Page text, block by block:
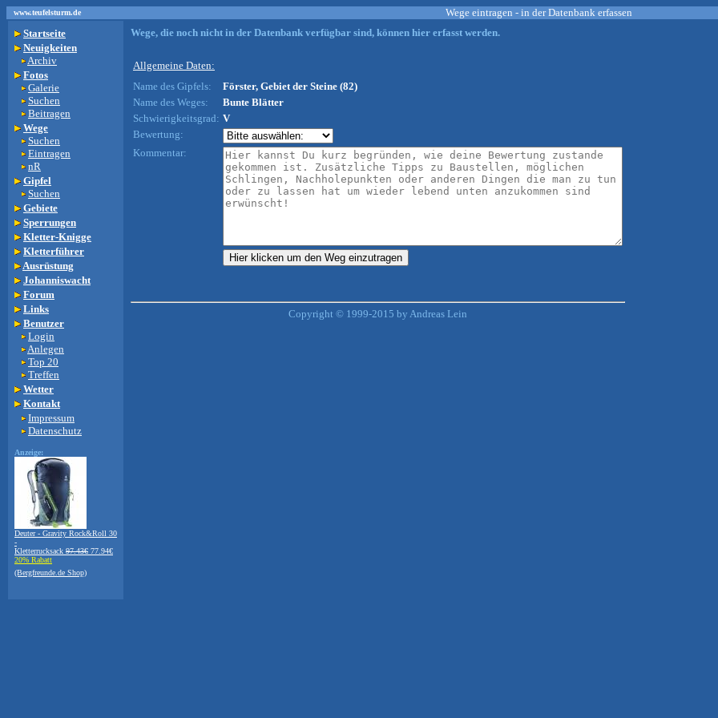
www.teufelsturm.de Wege eintragen - in der Datenbank erfassen
Startseite
Neuigkeiten
Archiv
Fotos
Galerie
Suchen
Beitragen
Wege
Suchen
Eintragen
nR
Gipfel
Suchen
Gebiete
Sperrungen
Kletter-Knigge
Kletterführer
Ausrüstung
Johanniswacht
Forum
Links
Benutzer
Login
Anlegen
Top 20
Treffen
Wetter
Kontakt
Impressum
Datenschutz
Anzeige:
Deuter - Gravity Rock&Roll 30
-
Kletterrucksack 97.43€ 77.94€
20% Rabatt
(Bergfreunde.de Shop)
Wege, die noch nicht in der Datenbank verfügbar sind, können hier erfasst werden.
Allgemeine Daten:
Name des Gipfels:
Förster, Gebiet der Steine (82)
Name des Weges:
Bunte Blätter
Schwierigkeitsgrad: V
Bewertung:
Kommentar:
Copyright © 1999-2015 by Andreas Lein